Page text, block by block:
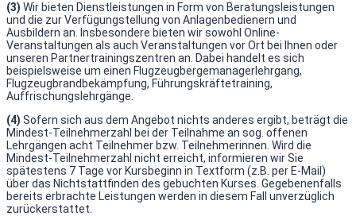
(3) Wir bieten Dienstleistungen in Form von Beratungsleistungen
und die zur Verfügungstellung von Anlagenbedienern und
Ausbildern an. Insbesondere bieten wir sowohl Online-
Veranstaltungen als auch Veranstaltungen vor Ort bei Ihnen oder
unseren Partnertrainingszentren an. Dabei handelt es sich
beispielsweise um einen Flugzeugbergemanagerlehrgang,
Flugzeugbrandbekämpfung, Führungskräftetraining,
Auffrischungslehrgänge.
(4) Sofern sich aus dem Angebot nichts anderes ergibt, beträgt die
Mindest-Teilnehmerzahl bei der Teilnahme an sog. offenen
Lehrgängen acht Teilnehmer bzw. Teilnehmerinnen. Wird die
Mindest-Teilnehmerzahl nicht erreicht, informieren wir Sie
spätestens 7 Tage vor Kursbeginn in Textform (z.B. per E-Mail)
über das Nichtstattfinden des gebuchten Kurses. Gegebenenfalls
bereits erbrachte Leistungen werden in diesem Fall unverzüglich
zurückerstattet.